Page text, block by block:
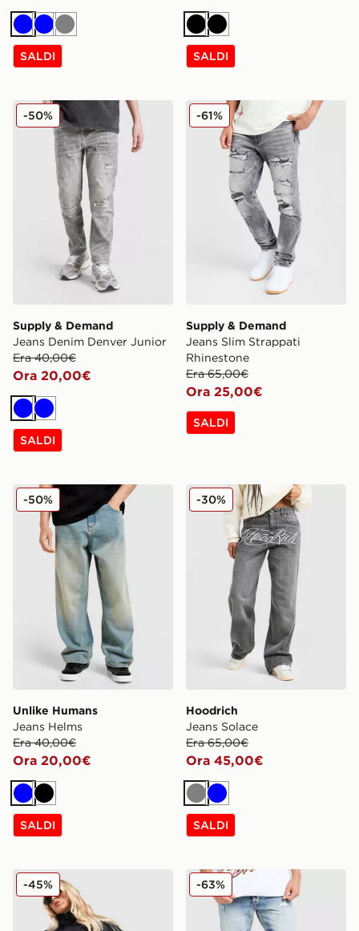
BluBluGrigio
SALDI
NeroNero
SALDI
Supply & Demand Jeans Denim Denver Junior
Supply & Demand
Jeans Denim Denver Junior
Era 40,00€
Ora 20,00€
-50%
BluBlu
SALDI
Supply & Demand Jeans
Supply & Demand
Jeans Slim Strappati
Rhinestone
Era 65,00€
Ora 25,00€
-61%
SALDI
Unlike Humans Jeans Helms
Unlike Humans
Jeans Helms
Era 40,00€
Ora 20,00€
-50%
BluNero
SALDI
Hoodrich Jeans Solace
Hoodrich
Jeans Solace
Era 65,00€
Ora 45,00€
-30%
Grigio
Blu
SALDI
adidas Originals Pantaloncino Denim Firebird
-45% Supply & Demand Jeans
-63%